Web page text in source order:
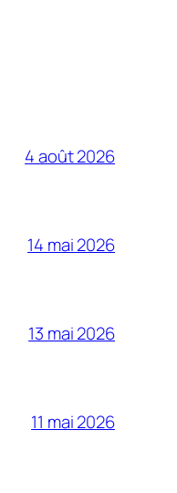
4 août 2026
14 mai 2026
13 mai 2026
11 mai 2026